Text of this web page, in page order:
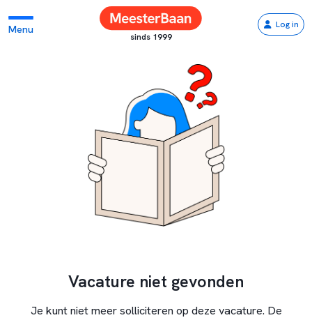
Menu
sinds 1999
Log in
Vacature niet gevonden
Je kunt niet meer solliciteren op deze vacature. De